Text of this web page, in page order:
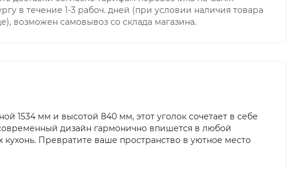
в течение 1-3 рабоч. дней (при условии наличия товара
возможен самовывоз со склада магазина.
1534 мм и высотой 840 мм, этот уголок сочетает в себе
дизайн гармонично впишется в любой
Превратите ваше пространство в уютное место